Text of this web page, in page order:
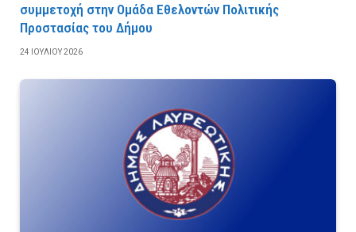
συμμετοχή στην Ομάδα Εθελοντών Πολιτικής
Προστασίας του Δήμου
24 ΙΟΥΛΊΟΥ 2026